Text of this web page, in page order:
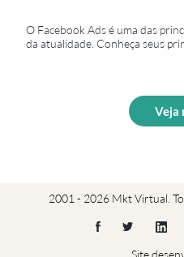
O Facebook Ads é uma das
da atualidade. Conheça seus
Veja
2001 - 2026 Mkt Virtual.
Site